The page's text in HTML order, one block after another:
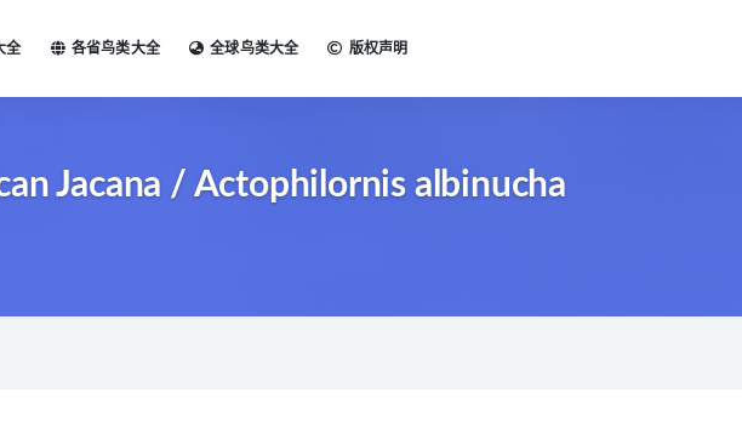
全 各省鸟类大全 全球鸟类大全 版权声明
Jacana / Actophilornis albinucha